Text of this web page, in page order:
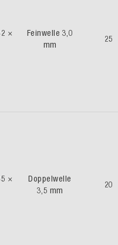
×
Feinwelle 3,0
mm
25
×
Doppelwelle
3,5 mm
20